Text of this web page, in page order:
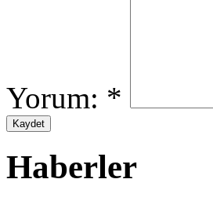
Yorum: *
Haberler